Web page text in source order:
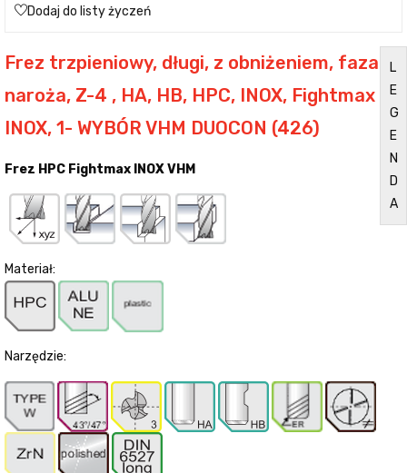
Dodaj do listy życzeń
Frez trzpieniowy, długi, z obniżeniem, faza
naroża, Z-4 , HA, HB, HPC, INOX, Fightmax
INOX, 1- WYBÓR VHM DUOCON (426)
Frez HPC Fightmax INOX VHM
Materiał:
Narzędzie:
L
E
G
E
N
D
A